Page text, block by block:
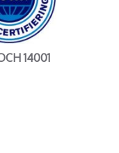
14001